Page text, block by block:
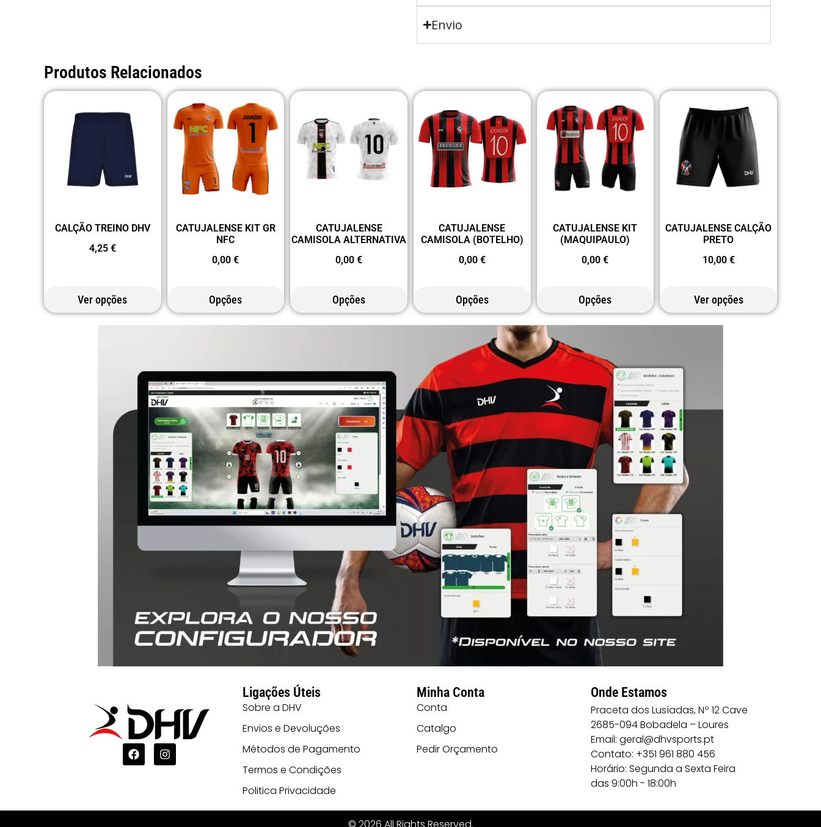
Envio
Produtos Relacionados
CALÇÃO TREINO DHV
4,25 €
Ver opções
CATUJALENSE KIT GR
NFC
0,00€
Opções
CATUJALENSE
CAMISOLA ALTERNATIVA
0,00€
Opções
CATUJALENSE
CAMISOLA (BOTELHO)
0,00 €
Opções
CATUJALENSE KIT
(MAQUIPAULO)
0,00€
Opções
CATUJALENSE CALÇÃO
PRETO
10,00 €
Ver opções
Ligações Úteis
Sobre a DHV
Envios e Devoluções
Métodos de Pagamento
Termos e Condições
Politica Privacidade
Minha Conta
Conta
Catalgo
Pedir Orçamento
Onde Estamos
Praceta dos Lusíadas, Nº 12 Cave
2685-094 Bobadela – Loures
Email: geral@dhvsports.pt
Contato: +351 961 880 456
Horário: Segunda a Sexta Feira
das 9:00h - 18:00h
© 2026 All Rights Reserved.